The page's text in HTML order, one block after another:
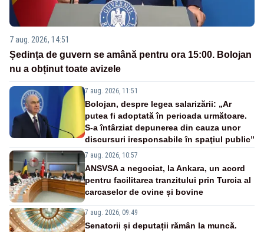
7 aug. 2026, 14:51
Ședința de guvern se amână pentru ora 15:00. Bolojan
nu a obținut toate avizele
7 aug. 2026, 11:51
Bolojan, despre legea salarizării: „Ar
putea fi adoptată în perioada următoare.
S-a întârziat depunerea din cauza unor
discursuri iresponsabile în spaţiul public”
7 aug. 2026, 10:57
ANSVSA a negociat, la Ankara, un acord
pentru facilitarea tranzitului prin Turcia al
carcaselor de ovine și bovine
7 aug. 2026, 09:49
Senatorii și deputații rămân la muncă.